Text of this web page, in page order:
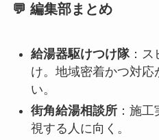
💬 編集部まとめ
給湯器駆けつけ隊：ス
け。地域密着かつ対
い。
街角給湯相談所：施工
視する人に向く。